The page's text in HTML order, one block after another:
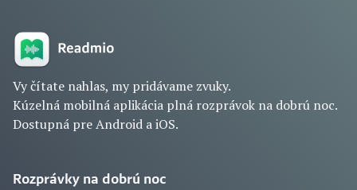
Vy čítate nahlas, my pridávame zvuky.
Kúzelná mobilná aplikácia plná rozprávok na dobrú noc.
Dostupná pre Android a iOS.
Rozprávky na dobrú noc